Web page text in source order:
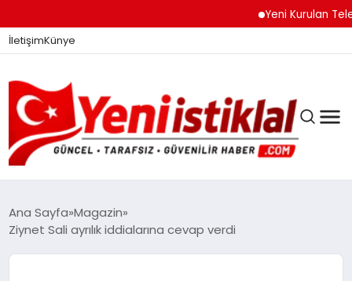
Yeni Kurulan
İletişimKünye
GÜNDEM
Ana Sayfa Magazin
Ziynet Sali ayrılık iddialarına cevap verdi